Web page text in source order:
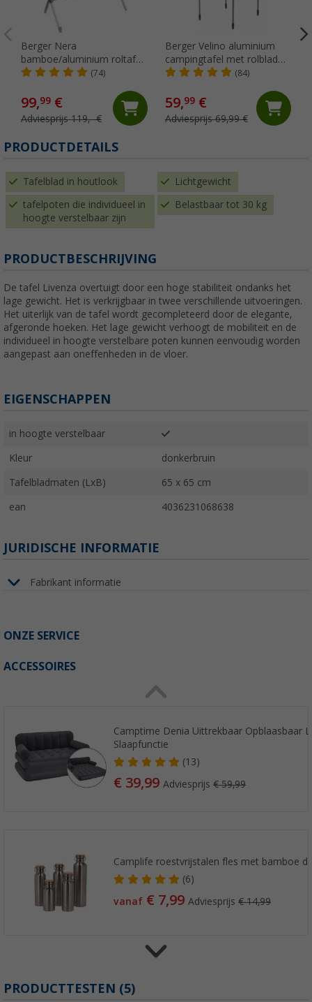
Berger Nera
bamboe/aluminium roltafel
115 x 75 cm
(74)
99,99 €
Adviesprijs 119,- €
Berger Velino aluminium
campingtafel met rolblad
70 x 70 cm
(84)
59,99€
Adviesprijs 69,99 €
PRODUCTDETAILS
Tafelblad in houtlook Lichtgewicht
tafelpoten die individueel in
hoogte verstelbaar zijn
Belastbaar tot 30 kg
PRODUCTBESCHRIJVING
De tafel Livenza overtuigt door een hoge stabiliteit ondanks het
lage gewicht. Het is verkrijgbaar in twee verschillende uitvoeringen.
Het uiterlijk van de tafel wordt gecompleteerd door de elegante,
afgeronde hoeken. Het lage gewicht verhoogt de mobiliteit en de
individueel in hoogte verstelbare poten kunnen eenvoudig worden
aangepast aan oneffenheden in de vloer.
EIGENSCHAPPEN
in hoogte verstelbaar
Kleur donkerbruin
Tafelbladmaten (LxB) 65 x 65 cm
ean 4036231068638
JURIDISCHE INFORMATIE
Fabrikant informatie
ONZE SERVICE
ACCESSOIRES
Camptime Denia Uittrekbaar Opblaasbaar
Slaapfunctie
(13)
€ 39,99Adviesprijs€ 59,99
Camplife roestvrijstalen fles met bamboe
(6)
vanaf € 7,99Adviesprijs€ 14,99
Berger hoogteverstelling voor Livenza tafel
PRODUCTTESTEN (5)